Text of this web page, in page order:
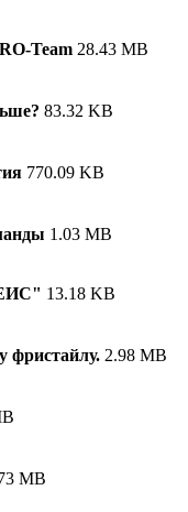
Team 28.43 MB
83.32 KB
770.09 KB
1.03 MB
13.18 KB
фристайлу. 2.98 MB
MB